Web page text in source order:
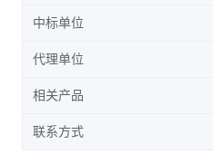
中标单位
代理单位
相关产品
联系方式